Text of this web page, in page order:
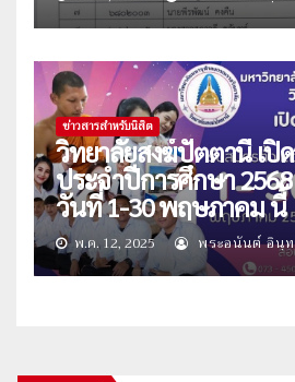
ข่าวสารสำหรับนิสิต
วิทยาลัยสงฆ์ปัตตานี เปิ
ประจำปีการศึกษา
วันที่ 1-30 พฤษภาคม นี้
พ.ค. 12, 2025 พระอนันต์ อินฺ